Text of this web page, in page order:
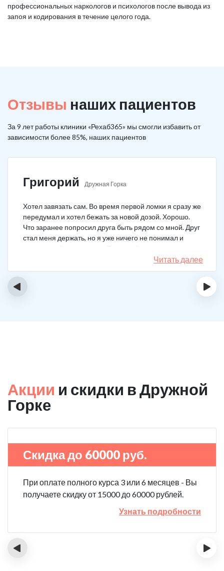
профессиональных наркологов и психологов после вывода из
запоя и кодирования в течение целого года.
Отзывы наших пациентов
За 9 лет работы клиники «Рехаб365» мы смогли избавить от
зависимости более 85%, наших пациентов
Григорий Дружная Горка
Хотел завязать сам. Во время первой ломки я сразу же
передумал и хотел бежать за новой дозой. Хорошо.
Что заранее попросил друга быть рядом со мной. Друг
стал меня держать, но я уже ничего не понимал и
начал силой вырываться. Тогда мой товарищ просто
связан меня и позвонил в клинику. На дом приехал
нарколог, мне сделали какую-то капельницу, после
для прохождения курса реабилитации, так я и сделал.
Читать далее
‹ ›
Акции и скидки в Дружной
Горке
Скидка до 60000 руб.
При оплате полного курса 3 или 6 месяцев - Вы
получаете скидку от 15000 до 60000 рублей.
Узнать подробности
‹ ›